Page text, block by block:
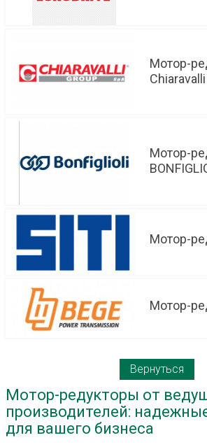
Мотор-
Chiaravalli
Мотор-
Мотор-
Мотор-
Вернуться
Мотор-редукторы от
производителей:
для вашего бизнеса